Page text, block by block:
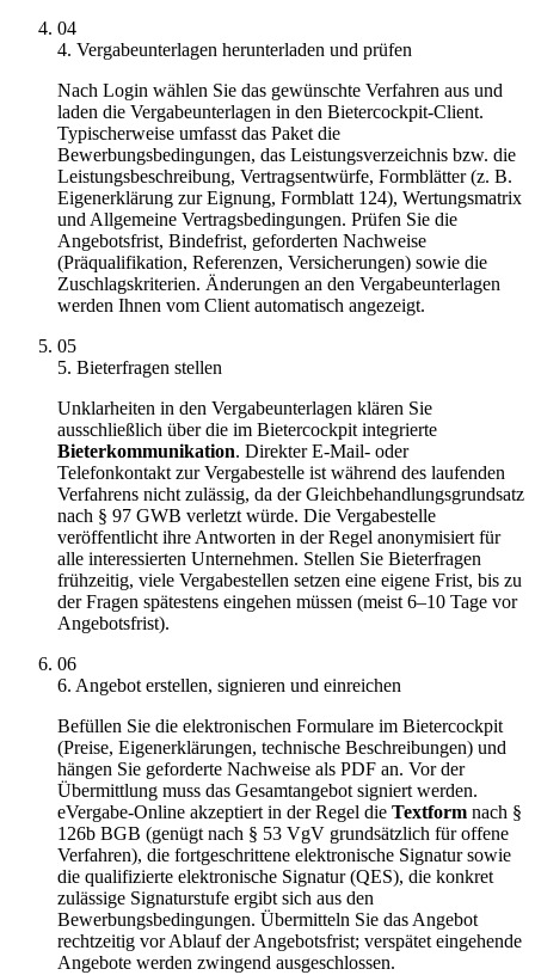
04
4. Vergabeunterlagen herunterladen und prüfen
Nach Login wählen Sie das gewünschte Verfahren aus und
laden die Vergabeunterlagen in den Bietercockpit-Client.
Typischerweise umfasst das Paket die
Bewerbungsbedingungen, das Leistungsverzeichnis bzw. die
Leistungsbeschreibung, Vertragsentwürfe, Formblätter (z. B.
Eigenerklärung zur Eignung, Formblatt 124), Wertungsmatrix
und Allgemeine Vertragsbedingungen. Prüfen Sie die
Angebotsfrist, Bindefrist, geforderten Nachweise
(Präqualifikation, Referenzen, Versicherungen) sowie die
Zuschlagskriterien. Änderungen an den Vergabeunterlagen
werden Ihnen vom Client automatisch angezeigt.
05
5. Bieterfragen stellen
Unklarheiten in den Vergabeunterlagen klären Sie
ausschließlich über die im Bietercockpit integrierte
Bieterkommunikation. Direkter E-Mail- oder
Telefonkontakt zur Vergabestelle ist während des laufenden
Verfahrens nicht zulässig, da der Gleichbehandlungsgrundsatz
nach § 97 GWB verletzt würde. Die Vergabestelle
veröffentlicht ihre Antworten in der Regel anonymisiert für
alle interessierten Unternehmen. Stellen Sie Bieterfragen
frühzeitig, viele Vergabestellen setzen eine eigene Frist, bis zu
der Fragen spätestens eingehen müssen (meist 6–10 Tage vor
Angebotsfrist).
06
6. Angebot erstellen, signieren und einreichen
Befüllen Sie die elektronischen Formulare im Bietercockpit
(Preise, Eigenerklärungen, technische Beschreibungen) und
hängen Sie geforderte Nachweise als PDF an. Vor der
Übermittlung muss das Gesamtangebot signiert werden.
eVergabe-Online akzeptiert in der Regel die Textform nach §
126b BGB (genügt nach § 53 VgV grundsätzlich für offene
Verfahren), die fortgeschrittene elektronische Signatur sowie
die qualifizierte elektronische Signatur (QES), die konkret
zulässige Signaturstufe ergibt sich aus den
Bewerbungsbedingungen. Übermitteln Sie das Angebot
rechtzeitig vor Ablauf der Angebotsfrist; verspätet eingehende
Angebote werden zwingend ausgeschlossen.